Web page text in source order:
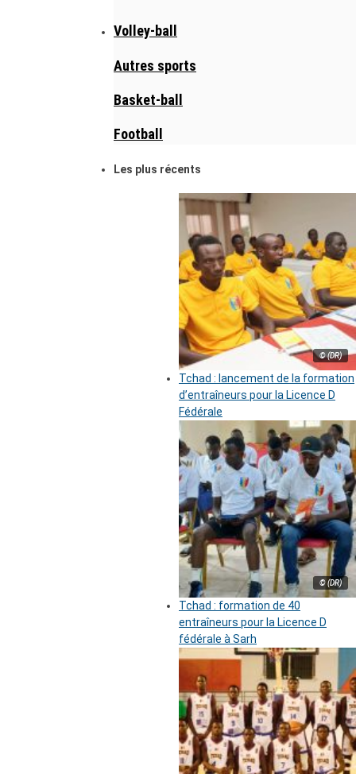
Volley-ball
Autres sports
Basket-ball
Football
Les plus récents
© (DR)
Tchad : lancement de la formation
d’entraîneurs pour la Licence D
Fédérale
© (DR)
Tchad : formation de 40
entraîneurs pour la Licence D
fédérale à Sarh